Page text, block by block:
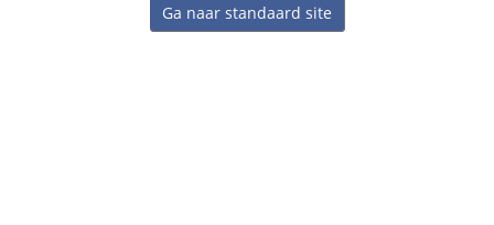
Ga naar standaard site